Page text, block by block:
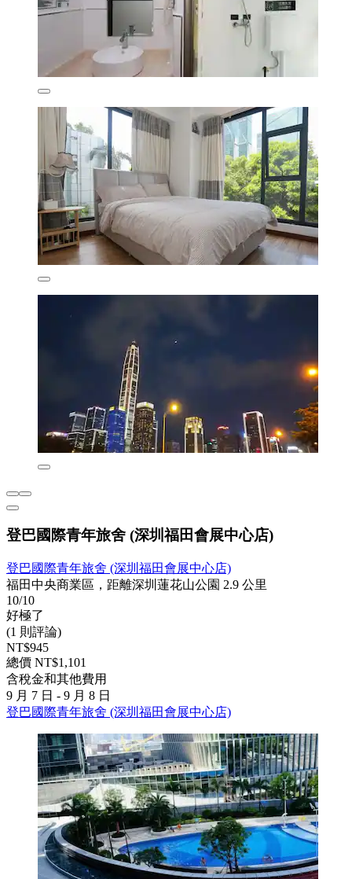
登巴國際青年旅舍 (深圳福田會展中心店)
登巴國際青年旅舍 (深圳福田會展中心店)
福田中央商業區，距離深圳蓮花山公園 2.9 公里
10/10
好極了
(1 則評論)
NT$945
總價 NT$1,101
含稅金和其他費用
9 月 7 日 - 9 月 8 日
登巴國際青年旅舍 (深圳福田會展中心店)